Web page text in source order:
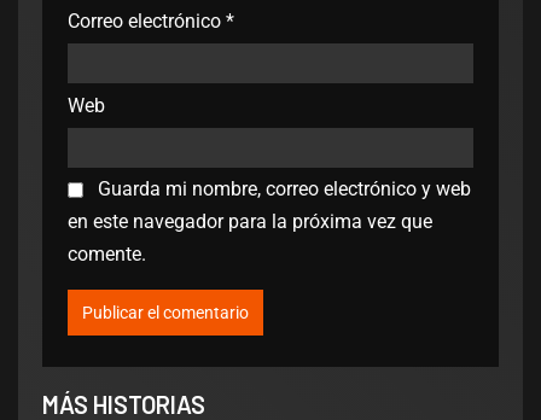
Correo electrónico *
Web
Guarda mi nombre, correo electrónico y web
en este navegador para la próxima vez que
comente.
MÁS HISTORIAS